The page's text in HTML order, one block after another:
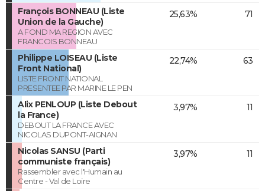
François BONNEAU (Liste
Union de la Gauche)
A FOND MA REGION AVEC
FRANCOIS BONNEAU
25,63% 71
Philippe LOISEAU (Liste
Front National)
LISTE FRONT NATIONAL
PRESENTEE PAR MARINE LE PEN
22,74% 63
Alix PENLOUP (Liste Debout
la France)
DEBOUT LA FRANCE AVEC
NICOLAS DUPONT-AIGNAN
3,97% 11
Nicolas SANSU (Parti
communiste français)
Rassembler avec l'Humain au
Centre - Val de Loire
3,97% 11